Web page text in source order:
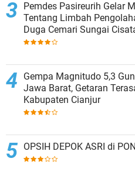
Pemdes Pasireurih Gelar
Tentang Limbah
Duga Cemari Sungai
Kesepakatan Tutup
Gempa Magnitudo 5,3
Jawa Barat, Getaran
Kabupaten Cianjur
OPSIH DEPOK ASRI di